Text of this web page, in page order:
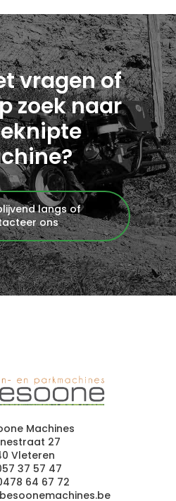
vragen of
zoek naar
langs of
ons
Machines
27
Vleteren
37 57 47
64 67 72
besoonemachines.be